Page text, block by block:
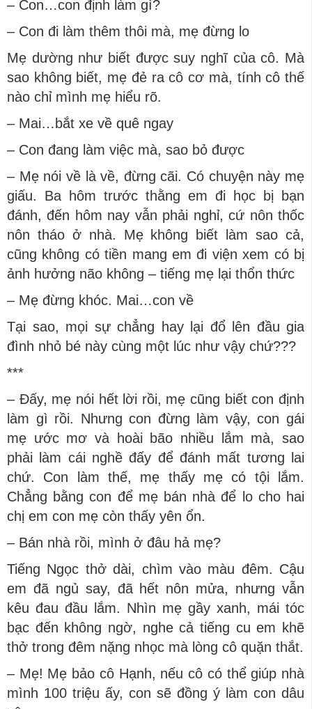
– Con…con định làm gì?
– Con đi làm thêm thôi mà, mẹ đừng lo
Mẹ dường như biết được suy nghĩ của cô. Mà
sao không biết, mẹ đẻ ra cô cơ mà, tính cô thế
nào chỉ mình mẹ hiểu rõ.
– Mai…bắt xe về quê ngay
– Con đang làm việc mà, sao bỏ được
– Mẹ nói về là về, đừng cãi. Có chuyện này mẹ
giấu. Ba hôm trước thằng em đi học bị bạn
đánh, đến hôm nay vẫn phải nghỉ, cứ nôn thốc
nôn tháo ở nhà. Mẹ không biết làm sao cả,
cũng không có tiền mang em đi viện xem có bị
ảnh hưởng não không – tiếng mẹ lại thổn thức
– Mẹ đừng khóc. Mai…con về
Tại sao, mọi sự chẳng hay lại đổ lên đầu gia
đình nhỏ bé này cùng một lúc như vậy chứ???
***
– Đấy, mẹ nói hết lời rồi, mẹ cũng biết con định
làm gì rồi. Nhưng con đừng làm vậy, con gái
mẹ ước mơ và hoài bão nhiều lắm mà, sao
phải làm cái nghề đấy để đánh mất tương lai
chứ. Con làm thế, mẹ thấy mẹ có tội lắm.
Chẳng bằng con để mẹ bán nhà để lo cho hai
chị em con mẹ còn thấy yên ổn.
– Bán nhà rồi, mình ở đâu hả mẹ?
Tiếng Ngọc thở dài, chìm vào màu đêm. Cậu
em đã ngủ say, đã hết nôn mửa, nhưng vẫn
kêu đau đầu lắm. Nhìn mẹ gầy xanh, mái tóc
bạc đến không ngờ, nghe cả tiếng cu em khẽ
thở trong đêm nặng nhọc mà lòng cô quặn thắt.
– Mẹ! Mẹ bảo cô Hạnh, nếu cô có thể giúp nhà
mình 100 triệu ấy, con sẽ đồng ý làm con dâu